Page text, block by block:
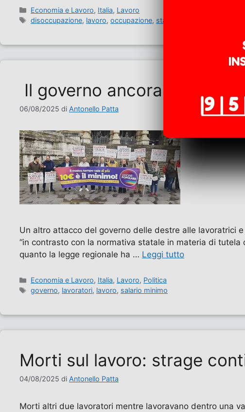
Categorie
Economia e Lavoro, Italia, Lavoro
Tag
disoccupazione, lavoro,occupazione, statistiche
Il governo ancora contro il
06/08/2025 di Antonello Patta
Un altro attacco del governo delle destre alle lavoratrici
“in contrasto con la normativa statale in materia di tutela
quanto la legge regionale ha … Leggi tutto
Categorie
Economia e Lavoro, Italia, Lavoro, Politica
Tag
governo, lavoratori, lavoro, salario minimo
Morti sul lavoro: strage
04/08/2025 di Antonello Patta
Morti altri due lavoratori mentre lavoravano dentro una